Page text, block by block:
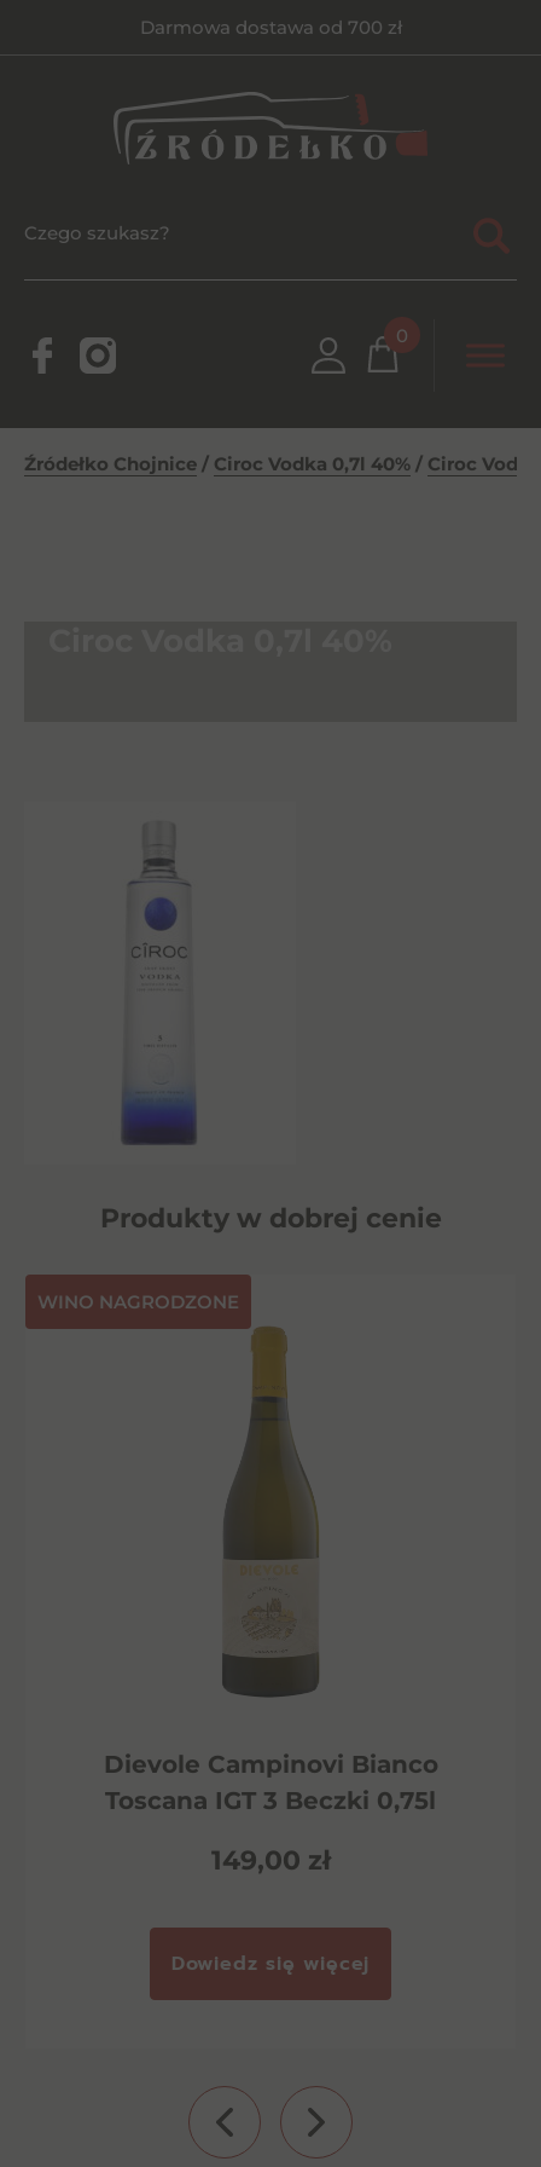
Darmowa dostawa od 700 zł
0
Źródełko Chojnice / Ciroc Vodka 0,7l 40% / Ciroc
Produkty w dobrej cenie
⁠WINO NAGRODZONE
Dievole Campinovi Bianco
Toscana IGT 3 Beczki 0,75l
149,00 zł
Dowiedz się więcej